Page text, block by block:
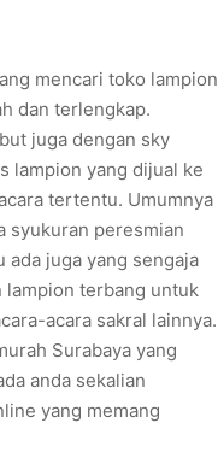
mencari toko lampion
dan terlengkap.
juga dengan sky
lampion yang dijual ke
tertentu. Umumnya
syukuran peresmian
juga yang sengaja
lampion terbang untuk
acara sakral lainnya.
Surabaya yang
anda sekalian
yang memang